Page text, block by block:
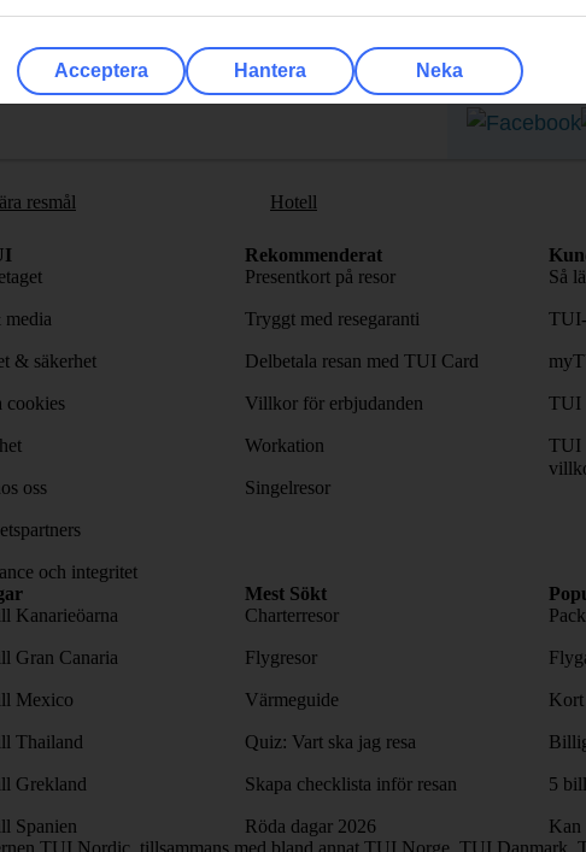
appen.
Följ oss i
resmål Hotell
media
& säkerhet
cookies
oss
och integritet
Rekommenderat
Presentkort på resor
Tryggt med resegaranti
Delbetala resan med TUI Card
Villkor för erbjudanden
Workation
Singelresor
Så
TUI
TUI
Kanarieöarna
Gran Canaria
Mexico
Thailand
Grekland
Spanien
Mest Sökt
Charterresor
Flygresor
Värmeguide
Quiz: Vart ska jag resa
Skapa checklista inför resan
Röda dagar 2026
5
Kan
Acceptera Hantera Neka